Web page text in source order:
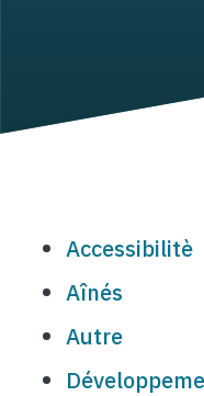
Accessibilitè
Aînés
Autre